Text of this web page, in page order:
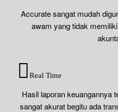
Accurate sangat mudah
awam yang tidak
Real Time
Hasil laporan keuangannya
sangat akurat begitu ada